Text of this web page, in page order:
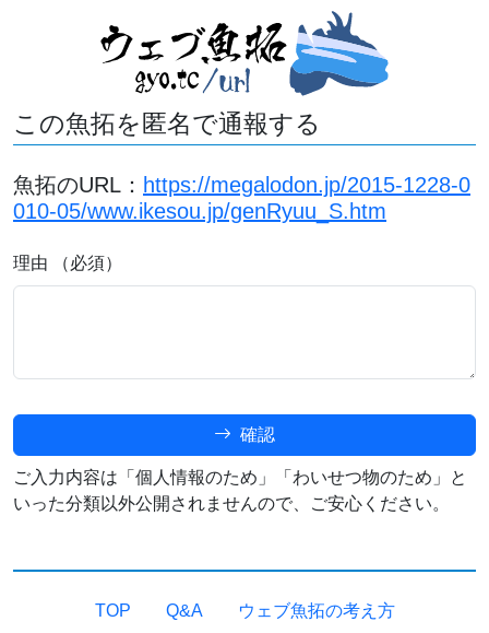
この魚拓を匿名で通報する
魚拓のURL： https://megalodon.jp/2015-1228-0
010-05/www.ikesou.jp/genRyuu_S.htm
理由 （必須）
確認
ご入力内容は「個人情報のため」「わいせつ物のため」と
いった分類以外公開されませんので、ご安心ください。
TOP Q&A ウェブ魚拓の考え方